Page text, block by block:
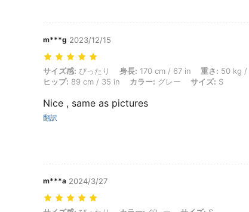
m***g 2023/12/15
サイズ感: ぴったり, 身長: 170 cm / 67 in, 重さ: 50 kg / 110 lbs,
サイズ感: ぴったり 身長: 170 cm / 67 in 重さ: 50 kg /
ヒップ: 89 cm / 35 in カラー: グレー サイズ: S
Nice , same as pictures
翻訳
m***a 2024/3/27